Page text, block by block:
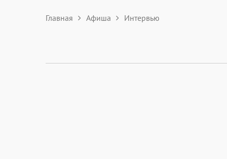
Главная Афиша Интервью